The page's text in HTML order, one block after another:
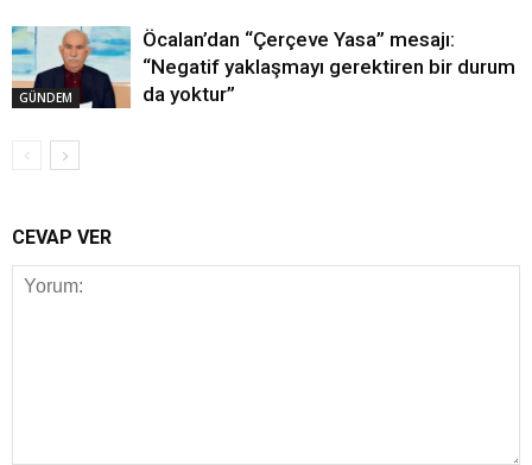
GÜNDEM
Öcalan’dan “Çerçeve Yasa” mesajı:
“Negatif yaklaşmayı gerektiren bir durum
da yoktur”
CEVAP VER